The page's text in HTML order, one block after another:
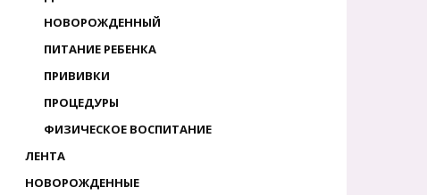
НОВОРОЖДЕННЫЙ
ПИТАНИЕ РЕБЕНКА
ПРИВИВКИ
ПРОЦЕДУРЫ
ФИЗИЧЕСКОЕ ВОСПИТАНИЕ
ЛЕНТА
НОВОРОЖДЕННЫЕ